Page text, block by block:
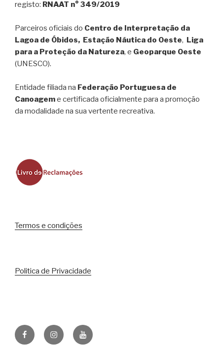
registo: RNAAT n° 349/2019
Parceiros oficiais do Centro de Interpretação da
Lagoa de Óbidos, Estação Náutica do Oeste, Liga
para a Proteção da Natureza, e Geoparque Oeste
(UNESCO).
Entidade filiada na Federação Portuguesa de
Canoageme certificada oficialmente para a promoção
da modalidade na sua vertente recreativa.
Termos e condições
Politica de Privacidade
FacebookInstagramYoutube